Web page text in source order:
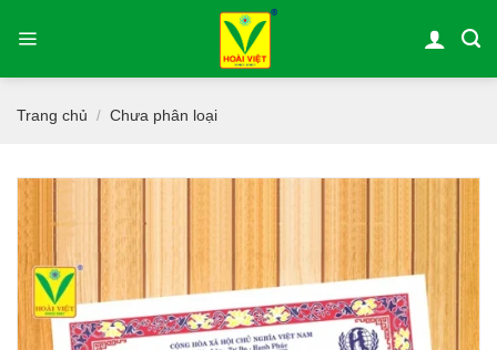
qua
Trang chủ / Chưa phân loại